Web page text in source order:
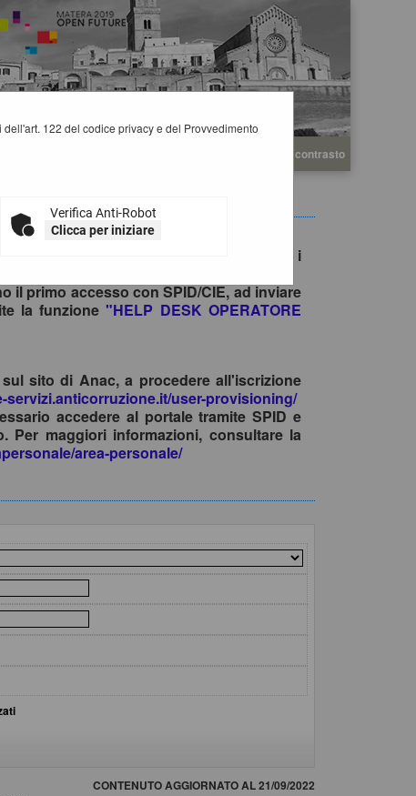
Alto contrasto
122 del codice privacy e del Provvedimento
Verifica Anti-Robot
Clicca per iniziare
gare è consentito esclusivamente tramite i
il primo accesso con SPID/CIE, ad inviare
la funzione"HELP DESK OPERATORE
sito di Anac, a procedere all'iscrizione
servizi.anticorruzione.it/user-provisioning/
accedere al portale tramite SPID e
Per maggiori informazioni, consultare la
area-personale/
CONTENUTO AGGIORNATO AL 21/09/2022